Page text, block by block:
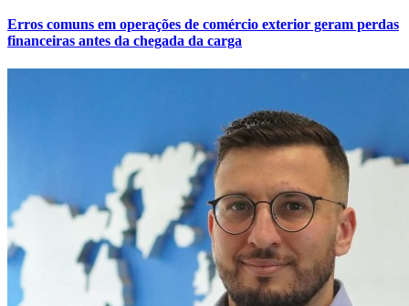
Erros comuns em operações de comércio exterior geram perdas
financeiras antes da chegada da carga